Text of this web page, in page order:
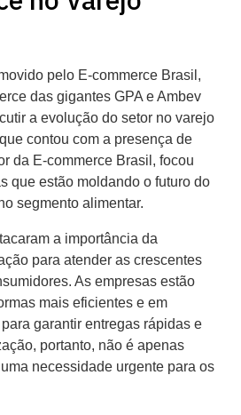
pelo E-commerce Brasil,
das gigantes GPA e Ambev
a evolução do setor no varejo
contou com a presença de
da E-commerce Brasil, focou
que estão moldando o futuro do
segmento alimentar.
a importância da
para atender as crescentes
As empresas estão
mais eficientes e em
garantir entregas rápidas e
portanto, não é apenas
necessidade urgente para os